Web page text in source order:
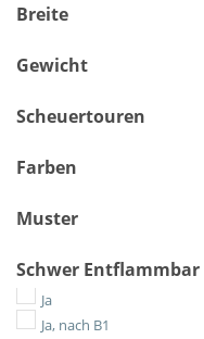
Flachgewebe
Leather-Like
Velours
Breite
Gewicht
Scheuertouren
Farben
Muster
Floral
Geometrisch
Gestreift
Schwer Entflammbar
Ja
Ja, nach B1